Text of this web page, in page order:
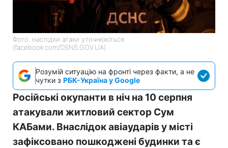
Фото: наслідки атаки уточнюються
(facebook.com/DSNS.GOV.UA)
Розумій ситуацію на фронті через факти, а не
чутки з РБК-Україна у Google
Російські окупанти в ніч на 10 серпня
атакували житловий сектор Сум
КАБами. Внаслідок авіаударів у місті
зафіксовано пошкоджені будинки та є